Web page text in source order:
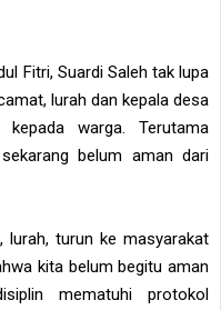
Fitri, Suardi Saleh tak lupa
lurah dan kepala desa
warga. Terutama
belum aman dari
lurah, turun ke masyarakat
kita belum begitu aman
mematuhi protokol